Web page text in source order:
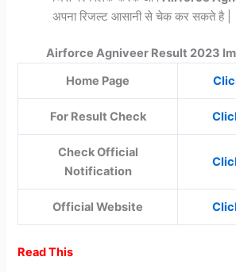
अपना रिजल्ट आसानी से चेक कर सकते है |
Airforce Agniveer Result 2023
Home Page
For Result Check
Check Official
Notification
Official Website
Read This